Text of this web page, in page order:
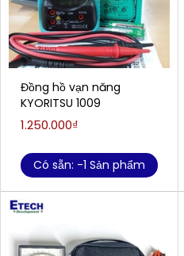
Đồng hồ vạn năng
KYORITSU 1009
1.250.000₫
Có sẵn: -1 Sản phẩm